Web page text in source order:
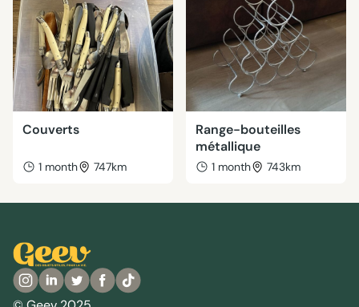
Couverts
1 month 747km
Range-bouteilles
métallique
1 month 743km